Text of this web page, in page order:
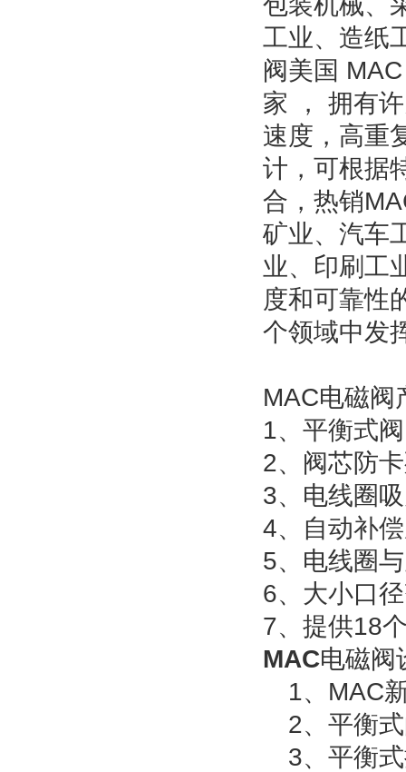
工业、造纸
阀美国
家 ， 拥有
速度，高重
计，可根据
合，热销
矿业、汽车
业、印刷工
度和可靠性
个领域中发
MAC电磁阀
1、平衡式
2、阀芯防
3、电线圈
4、自动补
5、电线圈
6、大小口
7、提供18
MAC电磁阀
1、MAC
2、平衡式
3、平衡式